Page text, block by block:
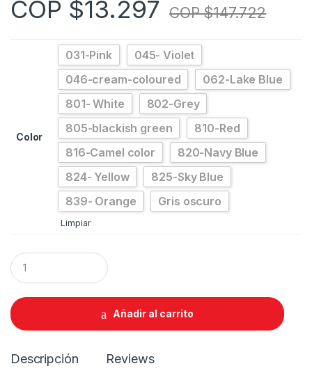
COP $13.297 COP $147.722
Color
031-Pink
045- Violet
046-cream-coloured
062-Lake Blue
801- White
802-Grey
805-blackish green
810-Red
816-Camel color
820-Navy Blue
824- Yellow
825-Sky Blue
839- Orange
Gris oscuro
Limpiar
Q
u
a
t
i
Añadir al carrito
Descripción Reviews